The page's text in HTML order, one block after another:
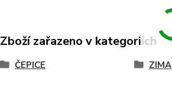
Zboží zařazeno v kategoriích
ČEPICE ZIMA